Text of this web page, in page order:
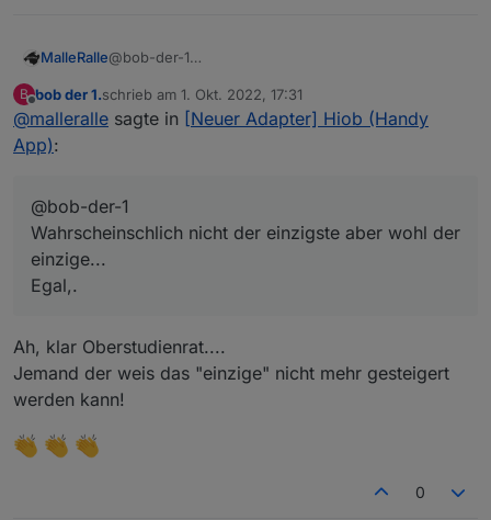
MalleRalle@bob-der-1
einzige...
Egal,.
B
Offline
bob der 1.schrieb am 1. Okt. 2022, 17:31
zuletzt editiert von
@malleralle sagte in [Neuer Adapter] Hiob (Handy
App):
@bob-der-1
Wahrscheinschlich nicht der einzigste aber wohl der
einzige...
Egal,.
Ah, klar Oberstudienrat....
Jemand der weis das "einzige" nicht mehr gesteigert
werden kann!
0